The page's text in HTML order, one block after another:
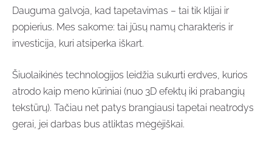
Dauguma galvoja, kad tapetavimas – tai tik klijai ir
popierius. Mes sakome: tai jūsų namų charakteris ir
investicija, kuri atsiperka iškart.
Šiuolaikinės technologijos leidžia sukurti erdves, kurios
atrodo kaip meno kūriniai (nuo 3D efektų iki prabangių
tekstūrų). Tačiau net patys brangiausi tapetai neatrodys
gerai, jei darbas bus atliktas mėgėjiškai.